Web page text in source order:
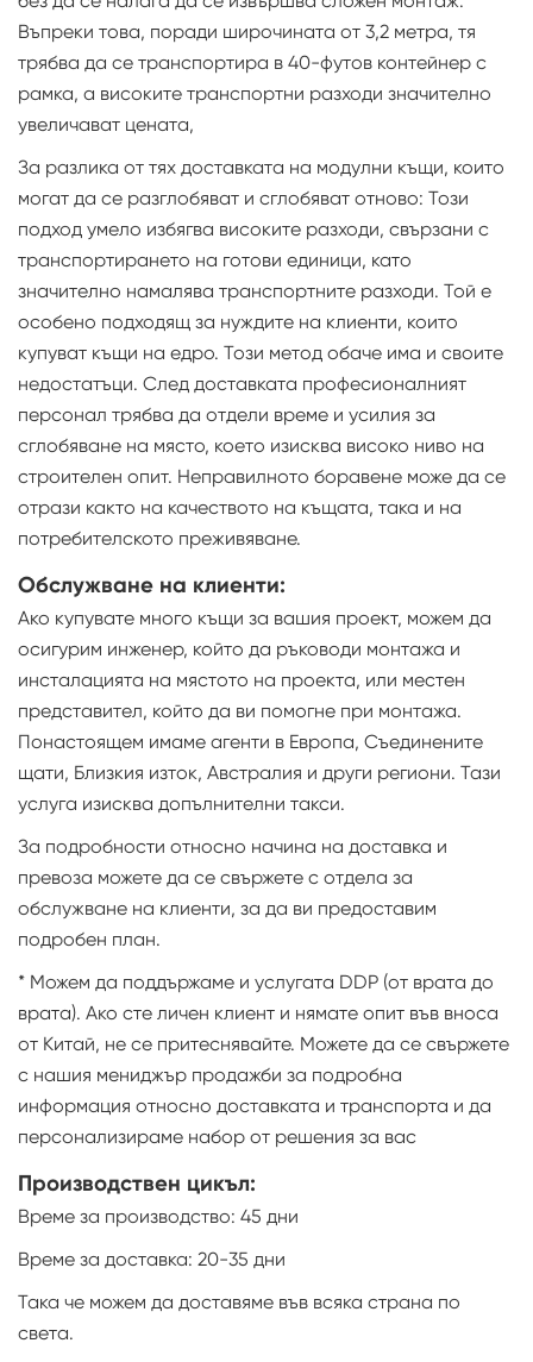
Въпреки това, поради широчината от 3,2 метра, тя
трябва да се транспортира в 40-футов контейнер с
рамка, а високите транспортни разходи значително
увеличават цената,
За разлика от тях доставката на модулни къщи, които
могат да се разглобяват и сглобяват отново: Този
подход умело избягва високите разходи, свързани с
транспортирането на готови единици, като
значително намалява транспортните разходи. Той е
особено подходящ за нуждите на клиенти, които
купуват къщи на едро. Този метод обаче има и своите
недостатъци. След доставката професионалният
персонал трябва да отдели време и усилия за
сглобяване на място, което изисква високо ниво на
строителен опит. Неправилното боравене може да се
отрази както на качеството на къщата, така и на
потребителското преживяване.
Обслужване на клиенти:
Ако купувате много къщи за вашия проект, можем да
осигурим инженер, който да ръководи монтажа и
инсталацията на мястото на проекта, или местен
представител, който да ви помогне при монтажа.
Понастоящем имаме агенти в Европа, Съединените
щати, Близкия изток, Австралия и други региони. Тази
услуга изисква допълнителни такси.
За подробности относно начина на доставка и
превоза можете да се свържете с отдела за
обслужване на клиенти, за да ви предоставим
подробен план.
* Можем да поддържаме и услугата DDP (от врата до
врата). Ако сте личен клиент и нямате опит във вноса
от Китай, не се притеснявайте. Можете да се свържете
с нашия мениджър продажби за подробна
информация относно доставката и транспорта и да
персонализираме набор от решения за вас
Производствен цикъл:
Време за производство: 45 дни
Време за доставка: 20-35 дни
Така че можем да доставяме във всяка страна по
света.